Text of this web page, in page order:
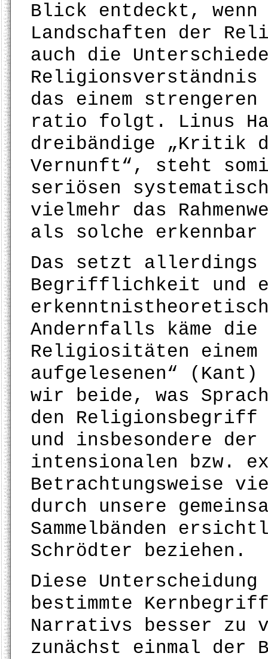
Blick entdeckt, wenn
Landschaften der
auch die
Religionsverständnis
das einem
ratio folgt. Linus
dreibändige „Kritik
Vernunft“, steht
seriösen
vielmehr das
als solche erkennbar
Das setzt
Begrifflichkeit und
Andernfalls käme
Religiositäten einem
aufgelesenen“
wir beide, was
den Religionsbegriff
und insbesondere
intensionalen bzw.
Betrachtungsweise
durch unsere
Sammelbänden
Schrödter beziehen.
Diese
bestimmte
Narrativs besser zu
zunächst einmal der